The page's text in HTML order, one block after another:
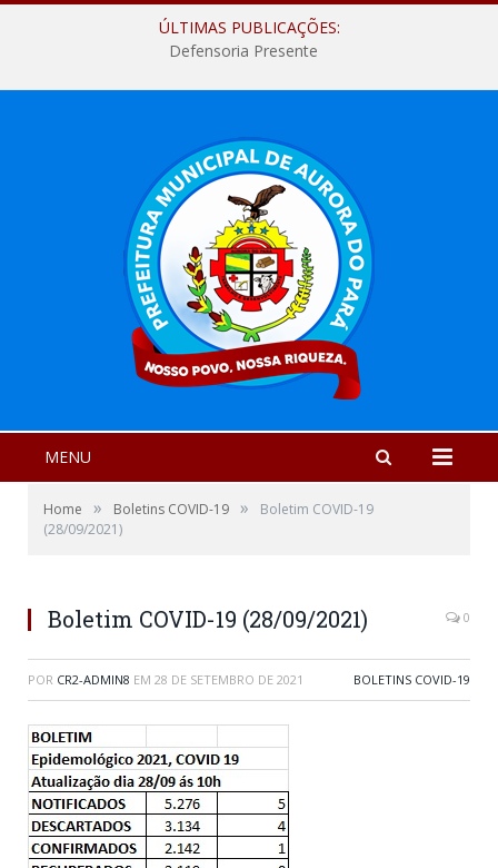
ÚLTIMAS PUBLICAÇÕES:
Defensoria Presente
MENU
Home » Boletins COVID-19 »
Boletim COVID-19
(28/09/2021)
Boletim COVID-19 (28/09/2021) 0
POR CR2-ADMIN8 EM 28 DE SETEMBRO DE 2021 BOLETINS COVID-19